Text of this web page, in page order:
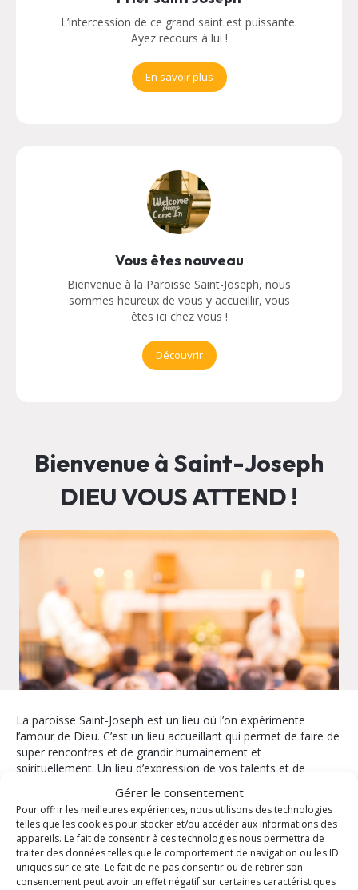
Gérer le consentement
Pour offrir les meilleures expériences, nous utilisons des technologies
telles que les cookies pour stocker et/ou accéder aux informations des
appareils. Le fait de consentir à ces technologies nous permettra de
traiter des données telles que le comportement de navigation ou les ID
uniques sur ce site. Le fait de ne pas consentir ou de retirer son
consentement peut avoir un effet négatif sur certaines caractéristiques
L’intercession de ce grand saint est puissante.
Ayez recours à lui !
En savoir plus
Vous êtes nouveau
Bienvenue à la Paroisse Saint-Joseph, nous
sommes heureux de vous y accueillir, vous
êtes ici chez vous !
Découvrir
Bienvenue à Saint-Joseph
DIEU VOUS ATTEND !
La paroisse Saint-Joseph est un lieu où l’on expérimente
l’amour de Dieu. C’est un lieu accueillant qui permet de faire de
super rencontres et de grandir humainement et
spirituellement. Un lieu d’expression de vos talents et de
La paroisse vous propose
Enfants / Jeunes
Formation
Les mardis pour
comprendre